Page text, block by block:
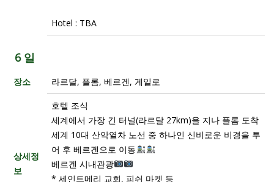
Hotel : TBA
6 일
장소 라르달, 플롬, 베르겐, 게일로
상세정
보
호텔 조식
세계에서 가장 긴 터널(라르달 27km)을 지나 플롬 도착
세계 10대 산악열차 노선 중 하나인 신비로운 비경을 투
어 후 베르겐으로 이동
베르겐 시내관광
* 세인트메리 교회, 피쉬 마켓 등